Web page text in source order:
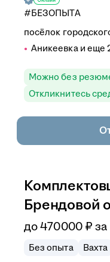
#БЕЗОПЫТА
посёлок
Аникеевка и еще
Можно без
Откликнитесь
Брендовой
до470 000 ₽ за
Без опыта Вахта